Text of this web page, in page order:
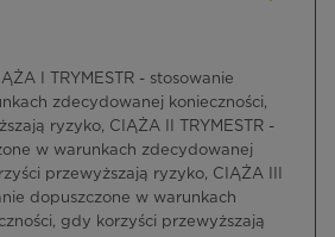
I TRYMESTR - stosowanie
zdecydowanej konieczności,
ryzyko, CIĄŻA II TRYMESTR -
w warunkach zdecydowanej
przewyższają ryzyko, CIĄŻA III
dopuszczone w warunkach
gdy korzyści przewyższają